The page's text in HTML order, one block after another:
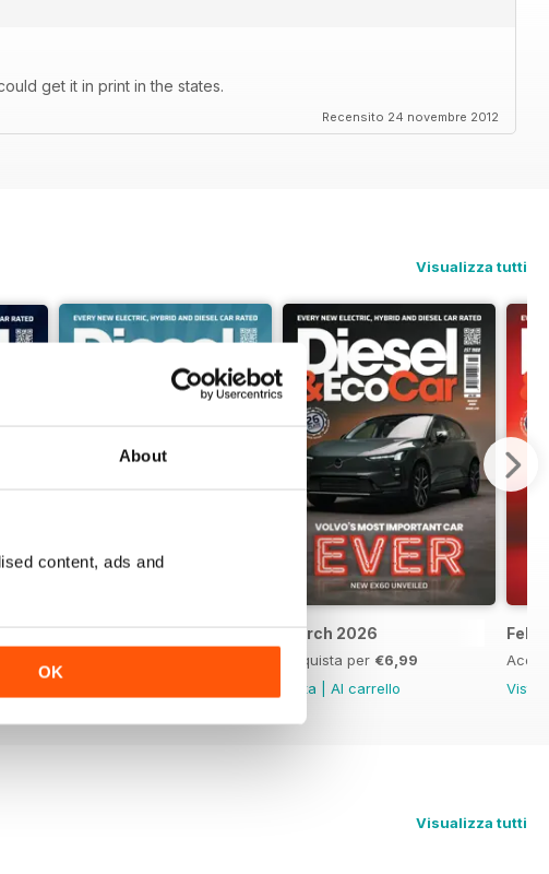
About
content, ads and
OK
get it in print in the states.
Recensito 24 novembre 2012
Visualizza tutti
April 2026 March 2026
Acquista per €6,99
Vista
Al carrello
Vista
Visualizza tutti